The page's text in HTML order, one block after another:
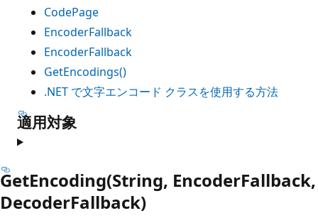
CodePage
EncoderFallback
EncoderFallback
GetEncodings()
.NET で文字エンコード クラスを使用する方法
適用対象
GetEncoding(String, EncoderFallback,
DecoderFallback)